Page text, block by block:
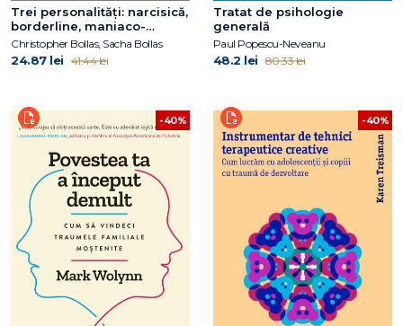
Trei personalități: narcisică,
borderline, maniaco-
depresivă
Christopher Bollas, Sacha Bollas
24.87 lei 41.44 lei
Tratat de psihologie
generală
Paul Popescu-Neveanu
48.2 lei 80.33 lei
-40% -40%